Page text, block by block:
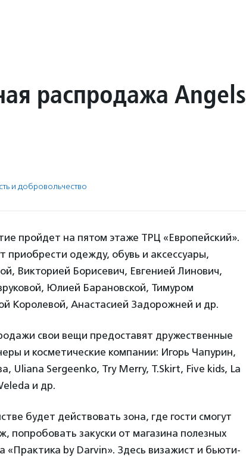
распродажа Angels
и доброволь­чест­во
пройдет на пятом этаже ТРЦ «Европейский».
приобрести одежду, обувь и аксессуары,
Викторией Борисевич, Евгенией Линович,
Юлией Барановской, Тимуром
Королевой, Анастасией Задорожней и др.
свои вещи предоставят дружественные
и косметические компании: Игорь Чапурин,
Uliana Sergeenko, Try Merry, T.Skirt, Five kids, La
и др.
будет действовать зона, где гости смогут
попробовать закуски от магазина полезных
«Практика by Darvin». Здесь визажист и бьюти-